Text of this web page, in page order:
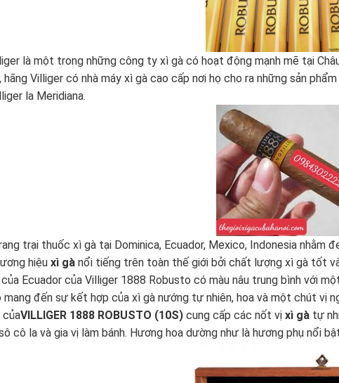
là một trong những công ty xì gà có hoạt động mạnh mẽ tại
hãng Villiger có nhà máy xì gà cao cấp nơi họ cho ra những sản
la Meridiana.
trại thuốc xì gà tại Dominica, Ecuador, Mexico, Indonesia nhằm
hiệu xì gà nổi tiếng trên toàn thế giới bởi chất lượng xì gà tốt
Ecuador của Villiger 1888 Robusto có màu nâu trung bình với
mang đến sự kết hợp của xì gà nướng tự nhiên, hoa và một chút vị
củaVILLIGER 1888 ROBUSTO (10S) cung cấp các nốt vị xì gà tự
cô la và gia vị làm bánh. Hương hoa dường như là hương phụ nổi